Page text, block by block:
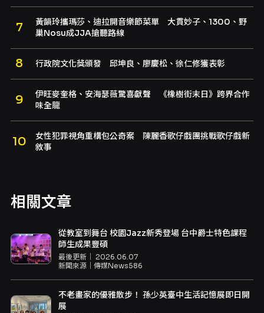
黃韻玲攜瑪莎、迪拉開音樂節菜單 大貫妙子、1300、野
巢Nosu成JJA搶聽路線
行政院文化獎頒發 邱坤良、廖慶松、徐仁修獲表彰
伊旺麥奎格、安海瑟薇驚喜獻聲 《橡樹街末日》跨界合作
味全龍
女性犯罪視角重構包公奇案 陳麗香歌仔戲團挑戰歌仔戲新
敘事
相關文章
從教室到舞台 校園Jazz新秀登場 台中爵士特色課程
師生成果豐碩
最後更新｜ 2026.06.07
新聞來源｜ 傳媒News586
不老畫家的優雅散步！ 孫少英臺中生活記憶展即日開
展